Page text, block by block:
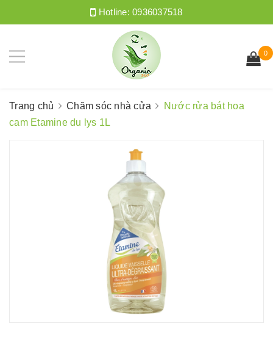
Hotline:0936037518
0
Trang chủ Chăm sóc nhà cửa
Nước rửa bát hoa
cam Etamine du lys 1L